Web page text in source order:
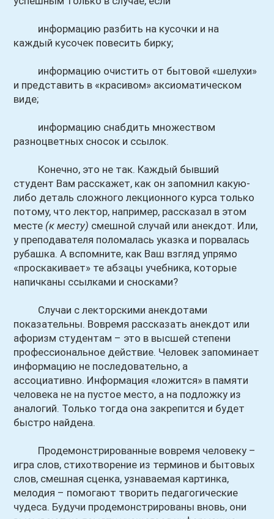
информацию разбить на кусочки и на
каждый кусочек повесить бирку;
информацию очистить от бытовой «шелухи»
и представить в «красивом» аксиоматическом
виде;
информацию снабдить множеством
разноцветных сносок и ссылок.
Конечно, это не так. Каждый бывший
студент Вам расскажет, как он запомнил какую-
либо деталь сложного лекционного курса только
потому, что лектор, например, рассказал в этом
месте (к месту) смешной случай или анекдот. Или,
у преподавателя поломалась указка и порвалась
рубашка. А вспомните, как Ваш взгляд упрямо
«проскакивает» те абзацы учебника, которые
напичканы ссылками и сносками?
Случаи с лекторскими анекдотами
показательны. Вовремя рассказать анекдот или
афоризм студентам – это в высшей степени
профессиональное действие. Человек запоминает
информацию не последовательно, а
ассоциативно. Информация «ложится» в памяти
человека не на пустое место, а на подложку из
аналогий. Только тогда она закрепится и будет
быстро найдена.
Продемонстрированные вовремя человеку –
игра слов, стихотворение из терминов и бытовых
слов, смешная сценка, узнаваемая картинка,
мелодия – помогают творить педагогические
чудеса. Будучи продемонстрированы вновь, они